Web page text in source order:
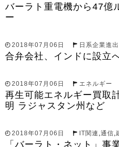
バーラト重電機から47億
ー
2018年07月06日 日系企業進出
合弁会社、インドに設立
2018年07月06日 エネルギー
再生可能エネルギー買取
明 ラジャスタン州など
2018年07月06日 IT関連 ,通信,
「バーラト・ネット」事